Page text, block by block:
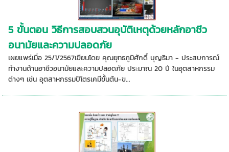
5 ขั้นตอน วิธีการสอบสวนอุบัติเหตุด้วยหลักอาชีว
อนามัยและความปลอดภัย
เผยแพร่เมื่อ 25/1/2567เขียนโดย คุณยุทธภูมิศักดิ์ บุญธิมา - ประสบการณ์
ทำงานด้านอาชีวอนามัยและความปลอดภัย ประมาณ 20 ปี ในอุตสาหกรรม
ต่างๆ เช่น อุตสาหกรรมปิโตรเคมีขั้นต้น-ข...